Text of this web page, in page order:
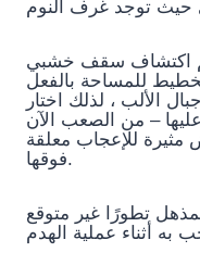
اكتشاف سقف خشبي
للمساحة بالفعل
الألب ، لذلك اختار
– من الصعب الآن
للإعجاب معلقة
فوقها.
تطورًا غير متوقع